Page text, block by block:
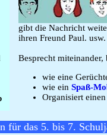
gibt die Nachricht
ihren Freund Paul.
Besprecht
wie eine
wie ein Spaß-
Organisiert
für das 5. bis 7.